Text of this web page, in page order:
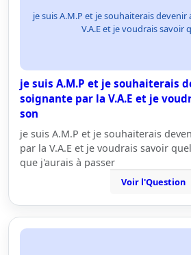
je suis A.M.P et je souhaiterais
V.A.E et je voudrais savoir
je suis A.M.P et je souhaiterais
soignante par la V.A.E et je
son
je suis A.M.P et je souhaiterais
par la V.A.E et je voudrais savoir
que j'aurais à passer
Voir l'Question